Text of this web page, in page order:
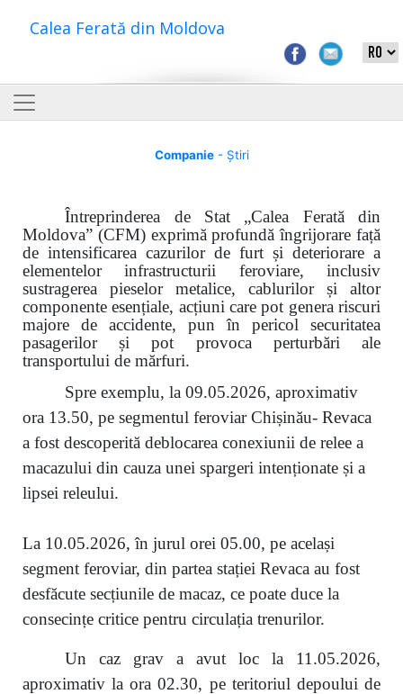
Calea Ferată din Moldova
Companie- Știri
Întreprinderea de Stat „Calea Ferată din
Moldova” (CFM) exprimă profundă îngrijorare față
de intensificarea cazurilor de furt și deteriorare a
elementelor infrastructurii feroviare, inclusiv
sustragerea pieselor metalice, cablurilor și altor
componente esențiale, acțiuni care pot genera riscuri
majore de accidente, pun în pericol securitatea
pasagerilor și pot provoca perturbări ale
transportului de mărfuri.
Spre exemplu, la 09.05.2026, aproximativ
ora 13.50, pe segmentul feroviar Chișinău- Revaca
a fost descoperită deblocarea conexiunii de relee a
macazului din cauza unei spargeri intenționate și a
lipsei releului.
La 10.05.2026, în jurul orei 05.00, pe același
segment feroviar, din partea stației Revaca au fost
desfăcute secțiunile de macaz, ce poate duce la
consecințe critice pentru circulația trenurilor.
Un caz grav a avut loc la 11.05.2026,
aproximativ la ora 02.30, pe teritoriul depoului de